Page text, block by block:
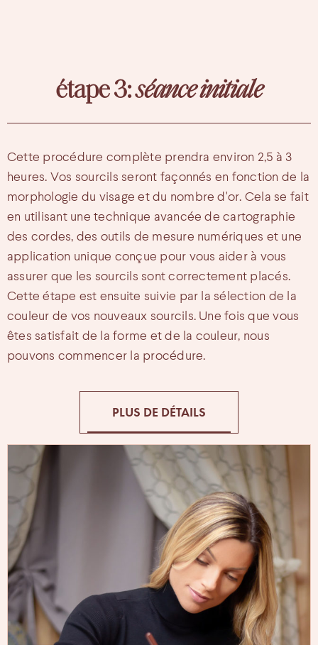
étape 3:séance initiale
Cette procédure complète prendra environ 2,5 à 3
heures. Vos sourcils seront façonnés en fonction de la
morphologie du visage et du nombre d'or. Cela se fait
en utilisant une technique avancée de cartographie
des cordes, des outils de mesure numériques et une
application unique conçue pour vous aider à vous
assurer que les sourcils sont correctement placés.
Cette étape est ensuite suivie par la sélection de la
couleur de vos nouveaux sourcils. Une fois que vous
êtes satisfait de la forme et de la couleur, nous
pouvons commencer la procédure.
PLUS DE DÉTAILS